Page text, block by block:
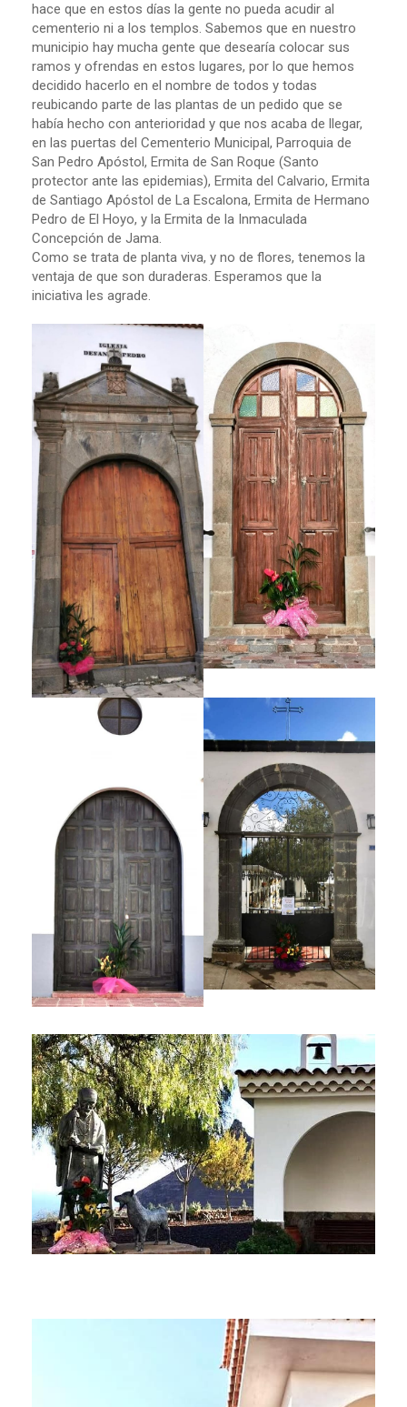
hace que en estos días la gente no pueda acudir al
cementerio ni a los templos. Sabemos que en nuestro
municipio hay mucha gente que desearía colocar sus
ramos y ofrendas en estos lugares, por lo que hemos
decidido hacerlo en el nombre de todos y todas
reubicando parte de las plantas de un pedido que se
había hecho con anterioridad y que nos acaba de llegar,
en las puertas del Cementerio Municipal, Parroquia de
San Pedro Apóstol, Ermita de San Roque (Santo
protector ante las epidemias), Ermita del Calvario, Ermita
de Santiago Apóstol de La Escalona, Ermita de Hermano
Pedro de El Hoyo, y la Ermita de la Inmaculada
Concepción de Jama.
Como se trata de planta viva, y no de flores, tenemos la
ventaja de que son duraderas. Esperamos que la
iniciativa les agrade.